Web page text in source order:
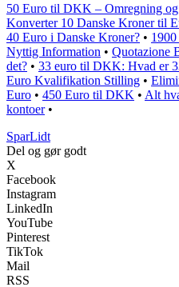
50 Euro til DKK – Omregning
Konverter 10 Danske Kroner til
40 Euro i Danske Kroner? •
Nyttig Information • Quotazione
det? • 33 euro til DKK: Hvad er
Euro Kvalifikation Stilling •
Euro • 450 Euro til DKK • Alt
kontoer•
SparLidt
Del og gør godt
X
Facebook
Instagram
LinkedIn
YouTube
Pinterest
TikTok
Mail
RSS